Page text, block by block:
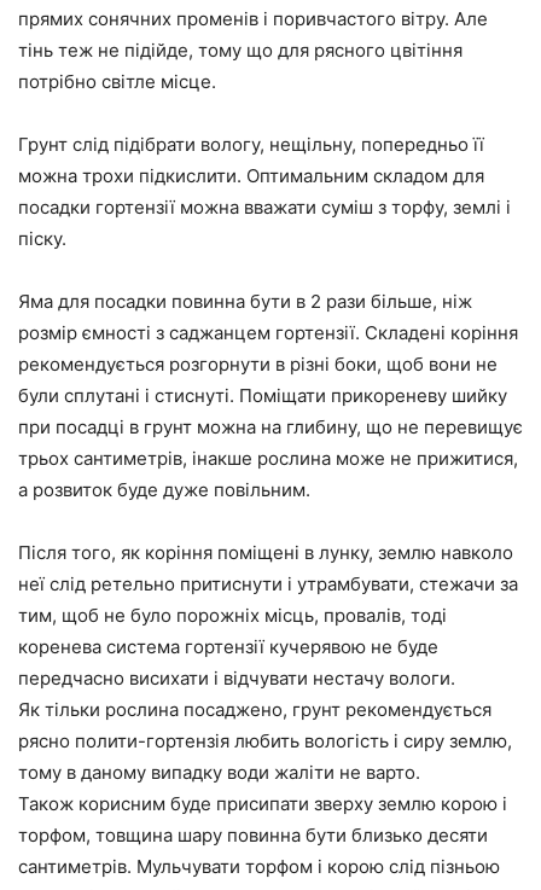
прямих сонячних променів і поривчастого вітру. Але
тінь теж не підійде, тому що для рясного цвітіння
потрібно світле місце.
Грунт слід підібрати вологу, нещільну, попередньо її
можна трохи підкислити. Оптимальним складом для
посадки гортензії можна вважати суміш з торфу, землі і
піску.
Яма для посадки повинна бути в 2 рази більше, ніж
розмір ємності з саджанцем гортензії. Складені коріння
рекомендується розгорнути в різні боки, щоб вони не
були сплутані і стиснуті. Поміщати прикореневу шийку
при посадці в грунт можна на глибину, що не перевищує
трьох сантиметрів, інакше рослина може не прижитися,
а розвиток буде дуже повільним.
Після того, як коріння поміщені в лунку, землю навколо
неї слід ретельно притиснути і утрамбувати, стежачи за
тим, щоб не було порожніх місць, провалів, тоді
коренева система гортензії кучерявою не буде
передчасно висихати і відчувати нестачу вологи.
Як тільки рослина посаджено, грунт рекомендується
рясно полити-гортензія любить вологість і сиру землю,
тому в даному випадку води жаліти не варто.
Також корисним буде присипати зверху землю корою і
торфом, товщина шару повинна бути близько десяти
сантиметрів. Мульчувати торфом і корою слід пізньою